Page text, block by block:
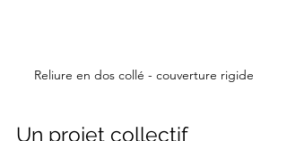
Reliure en dos collé - couverture rigide
Un projet collectif